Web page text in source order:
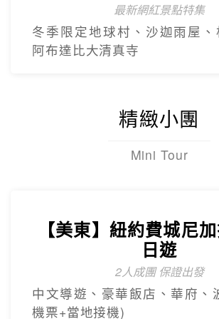
最新網紅景點特集
冬季限定地球村、沙迦⾬屋、
阿布達比大清真寺
精緻小團
Mini Tour
【美東】紐約費城尼
日遊
2人成團 保證出發
中文導遊、豪華飯店、華府、
機票+當地接機)